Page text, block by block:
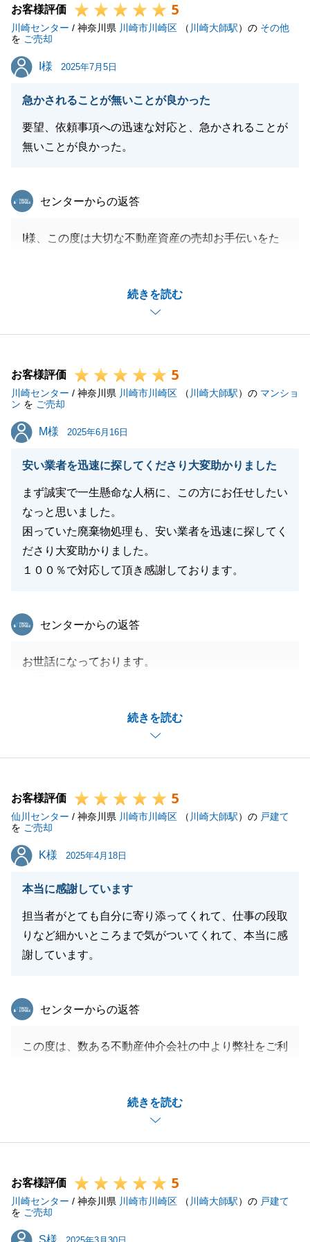
これかからもよろしくお願い申し上げます。
お客様評価 5
川崎センター / 神奈川県 川崎市川崎区 （ 川崎大師駅）の その他
を ご売却
I様
I様 2025年7月5日
急かされることが無いことが良かった
要望、依頼事項への迅速な対応と、急かされることが
無いことが良かった。
続きを読む
東急リバブル
センターからの返答
I様、この度は大切な不動産資産の売却お手伝いをた
に決済を迎える事が出来ました。
また今後ともよろしくお願いします。
閉じる
お客様評価 5
川崎センター / 神奈川県 川崎市川崎区 （ 川崎大師駅）の マンショ
ン を ご売却
M様
M様 2025年6月16日
安い業者を迅速に探してくださり大変助かりました
まず誠実で一生懸命な人柄に、この方にお任せしたい
なっと思いました。
困っていた廃棄物処理も、安い業者を迅速に探してく
ださり大変助かりました。
１００％で対応して頂き感謝しております。
続きを読む
東急リバブル
センターからの返答
お世話になっております。
私共としても、M様のお力になれ、大変うれしく存じ
今後も何かお困りのことがございましたらお気軽にお
引き続きどうぞ宜しくお願い申し上げます。
お客様評価 5
仙川センター / 神奈川県 川崎市川崎区 （ 川崎大師駅）の 戸建て
を ご売却
K様
K様 2025年4月18日
本当に感謝しています
担当者がとても自分に寄り添ってくれて、仕事の段取
りなど細かいところまで気がついてくれて、本当に感
謝しています。
続きを読む
東急リバブル
センターからの返答
この度は、数ある不動産仲介会社の中より弊社をご利
誠にありがとうございました。
お打合せの甲斐あり、取引がスムーズに完了いたしま
した。
りました。
弊社仙川センターのお近くにお立ちよりの際は、お気
軽にご来店下さい。
お客様評価 5
川崎センター / 神奈川県 川崎市川崎区 （ 川崎大師駅）の 戸建て
を ご売却
S様
S様